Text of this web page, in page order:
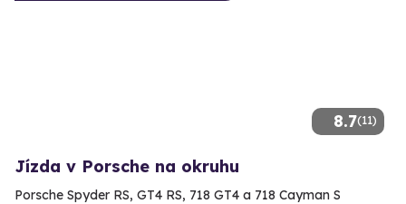
8.7(11)
Jízda v Porsche na okruhu
Porsche Spyder RS, GT4 RS, 718 GT4 a 718 Cayman S